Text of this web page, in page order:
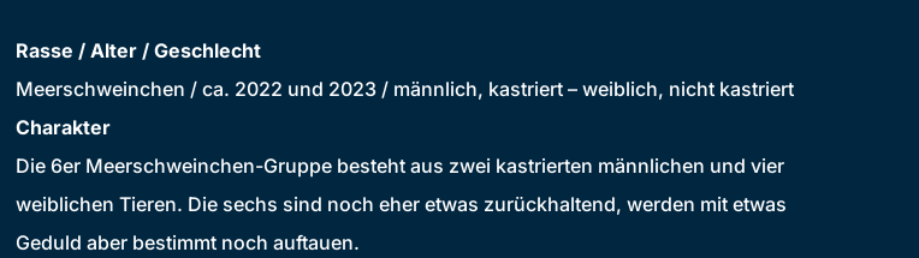
Rasse / Alter / Geschlecht
Meerschweinchen / ca. 2022 und 2023 / männlich, kastriert – weiblich, nicht kastriert
Charakter
Die 6er Meerschweinchen-Gruppe besteht aus zwei kastrierten männlichen und vier
weiblichen Tieren. Die sechs sind noch eher etwas zurückhaltend, werden mit etwas
Geduld aber bestimmt noch auftauen.